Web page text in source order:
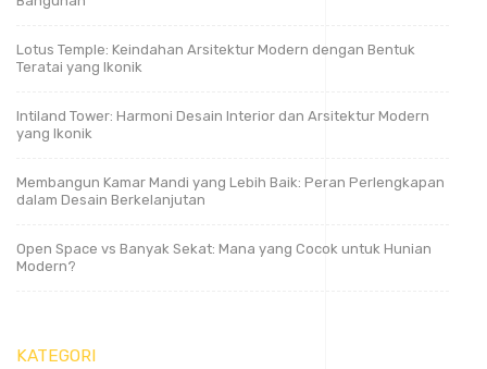
Lotus Temple: Keindahan Arsitektur Modern dengan Bentuk
Teratai yang Ikonik
Intiland Tower: Harmoni Desain Interior dan Arsitektur Modern
yang Ikonik
Membangun Kamar Mandi yang Lebih Baik: Peran Perlengkapan
dalam Desain Berkelanjutan
Open Space vs Banyak Sekat: Mana yang Cocok untuk Hunian
Modern?
KATEGORI